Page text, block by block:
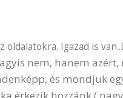
Igazad is
nem, hanem
és mondjuk